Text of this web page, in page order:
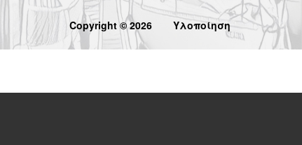
Copyright © 2026 Υλοποίηση